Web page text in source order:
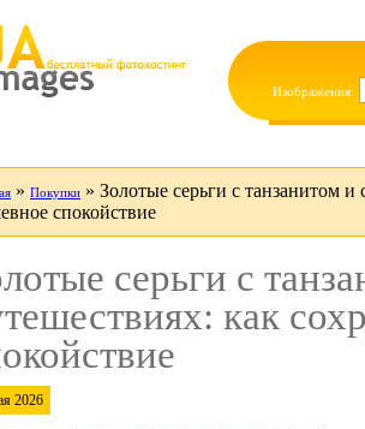
Изображения:
» Покупки » Золотые серьги с танзанитом и
спокойствие
серьги с
как
2026